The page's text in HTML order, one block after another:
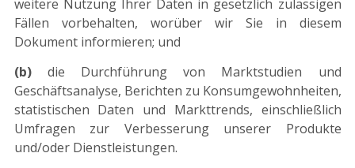
weitere Nutzung Ihrer Daten in gesetzlich zulässigen
Fällen vorbehalten, worüber wir Sie in diesem
Dokument informieren; und
(b)die Durchführung von Marktstudien und
Geschäftsanalyse, Berichten zu Konsumgewohnheiten,
statistischen Daten und Markttrends, einschließlich
Umfragen zur Verbesserung unserer Produkte
und/oder Dienstleistungen.